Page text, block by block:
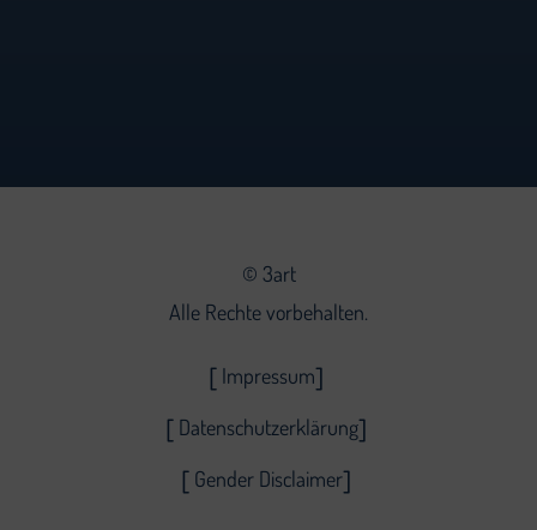
© 3art
Alle Rechte vorbehalten.
Impressum
Datenschutzerklärung
Gender Disclaimer